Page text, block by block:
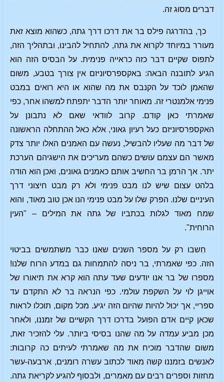
דברים מסוג זה.
כך, בהדרגה פילס בר את דרכו דרך גתה, כשהוא מוצא זאת
מעורר במיוחד לקרוא את גתה, להתחיל להבינו, ובתהליך הזה,
לתפוס שקיים דבר כזה כראייה פנימית. על הבסיס הזה הוא
הגיע לתובנה הבאה: באקספרסיוניזם אין צורך בטבע, משום
שהאמן לוכד על הקנבס את מה שהוא או היא רואים במבט
פנימי אלמנטרי זה. מאוחר יותר הדבר יתפתח למשהו אחר, כפי
שאמרתי כאן קודם. קרוב לוודאי שאם לא נתבונן על
האקספרסיוניזם כעל רעיון גאוני, אלא כאל ההתחלה הראשונה
של דבר מה שעליו להבשיל, נעשה עם האמנים האלו יותר צדק
מאשר הם עצמם עושים כשהם מעריכים את הישגיהם הערכת
יתר. אך הרמן בר החשיב אותם כאמנים גאונים, ואכן הוא הודה
בלהט עצום שיש לנו מבט פנימי ולא רק מבט חיצוני דרך
העיניים שלנו. הפרק שלו על מבט פנימי הנו אכן טוב מאוד, והוא
שמח מאוד לגלות בכתביו של גתה את המילים – "העין
הרוחית".
חִשבו רק על מספר השנים שאנו כבר משתמשים בביטוי
הזה. כפי שאמרתי, בר ניסה להתמחות גם במדע הרוח שלנו!
מספרו של בר אנו יודעים שעד עתה הוא קרא את תיאורו של
אוייגן לוי על השקפת עולמי. כפי הנראה בר לא התקדם עד
ספריי, אך יכול להיות שהיום הזה יגיע. מכל מקום, תוכלו לראות
שכאן קיים אדם הפועל בדרכו דרך הקשיים של זמננו, ולאחר
מכן מביע עמדה על מה שהנו בסיסי ביותר. עלי להזכיר זאת,
משום שהדבר מוכיח את מה שאמרתי לעיתים כה קרובות:
לאנשים בזמננו קשה מאוד לכתוב עשרה רומנים, ארבעה-עשר
מחזות וספרים רבים עם מאמרים, ולבסוף להגיע לקריאת גתה.